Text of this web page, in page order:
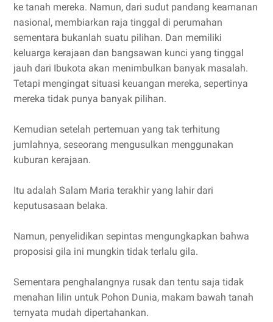
ke tanah mereka. Namun, dari sudut pandang keamanan
nasional, membiarkan raja tinggal di perumahan
sementara bukanlah suatu pilihan. Dan memiliki
keluarga kerajaan dan bangsawan kunci yang tinggal
jauh dari Ibukota akan menimbulkan banyak masalah.
Tetapi mengingat situasi keuangan mereka, sepertinya
mereka tidak punya banyak pilihan.
Kemudian setelah pertemuan yang tak terhitung
jumlahnya, seseorang mengusulkan menggunakan
kuburan kerajaan.
Itu adalah Salam Maria terakhir yang lahir dari
keputusasaan belaka.
Namun, penyelidikan sepintas mengungkapkan bahwa
proposisi gila ini mungkin tidak terlalu gila.
Sementara penghalangnya rusak dan tentu saja tidak
menahan lilin untuk Pohon Dunia, makam bawah tanah
ternyata mudah dipertahankan.